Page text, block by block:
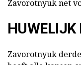
Zavorotnyuk net
HUWELIJK
Zavorotnyuk